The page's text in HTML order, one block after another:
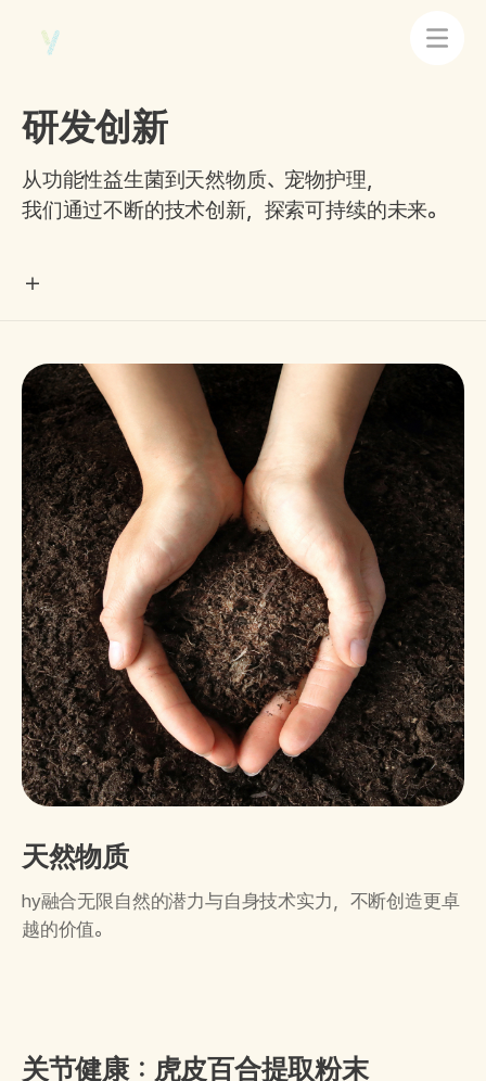
研发创新
从功能性益生菌到天然物质、宠物护理，
我们通过不断的技术创新，探索可持续的未来。
天然物质
hy融合无限自然的潜力与自身技术实力，不断创造更卓
越的价值。
关节健康：虎皮百合提取粉末